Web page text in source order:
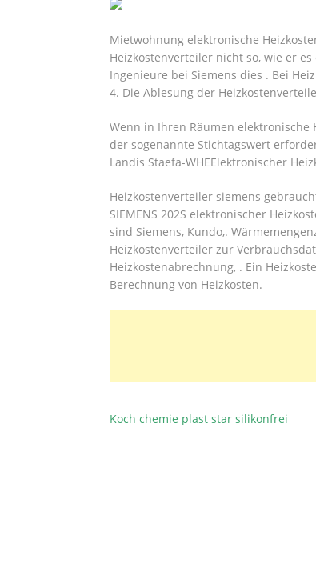
Mietwohnung elektronische
Heizkostenverteiler nicht so, wie er
Ingenieure bei Siemens dies . Bei
4. Die Ablesung der
Wenn in Ihren Räumen
der sogenannte Stichtagswert
Landis Staefa-WHEElektronischer
Heizkostenverteiler siemens
SIEMENS 202S elektronischer
sind Siemens, Kundo,.
Heizkostenverteiler zur
Heizkostenabrechnung, . Ein
Berechnung von Heizkosten.
BEITRAGSNAVIGATION
Koch chemie plast star silikonfrei